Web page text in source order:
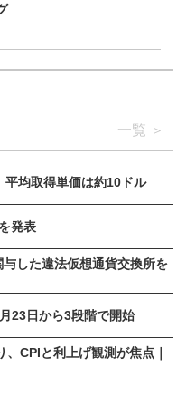
一覧
平均取得単価は約10ドル
発表
した違法仮想通貨交換所を
23日から3段階で開始
CPIと利上げ観測が焦点｜